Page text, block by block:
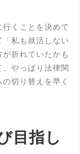
くことを決めて
私も就活しない
折れていたかも
やっぱり法律関
切り替えを早く
目指し